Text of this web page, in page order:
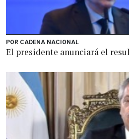
POR CADENA NACIONAL
El presidente anunciará el